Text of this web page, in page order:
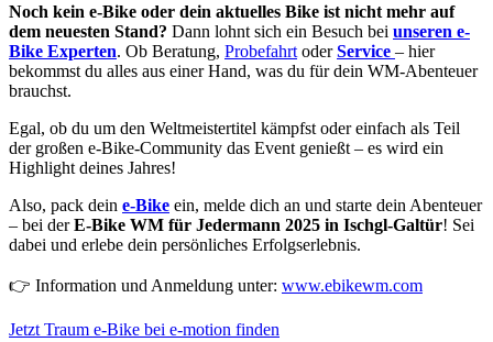
Noch kein e-Bike oder dein aktuelles Bike ist nicht mehr auf
dem neuesten Stand? Dann lohnt sich ein Besuch bei unseren e-
Bike Experten. Ob Beratung, Probefahrt oderService – hier
bekommst du alles aus einer Hand, was du für dein WM-Abenteuer
brauchst.
Egal, ob du um den Weltmeistertitel kämpfst oder einfach als Teil
der großen e-Bike-Community das Event genießt – es wird ein
Highlight deines Jahres!
Also, pack dein e-Bike ein, melde dich an und starte dein Abenteuer
– bei derE-Bike WM für Jedermann 2025 in Ischgl-Galtür! Sei
dabei und erlebe dein persönliches Erfolgserlebnis.
👉 Information und Anmeldung unter: www.ebikewm.com
Jetzt Traum e-Bike bei e-motion finden